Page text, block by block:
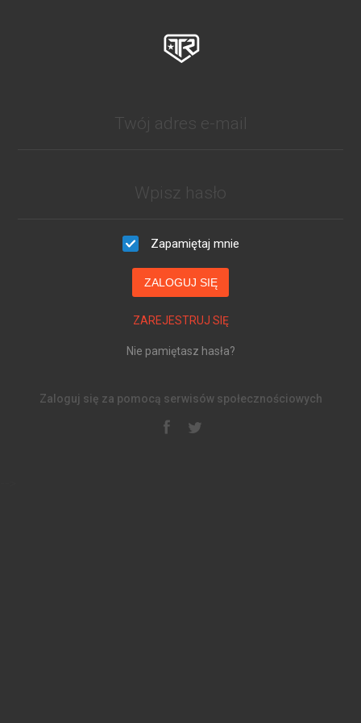
Zapamiętaj mnie
ZALOGUJ SIĘ
ZAREJESTRUJ SIĘ
Nie pamiętasz hasła?
Zaloguj się za pomocą serwisów społecznościowych